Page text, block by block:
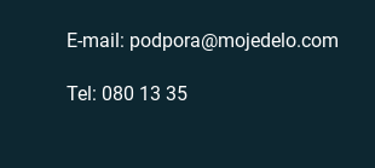
E-mail: podpora@mojedelo.com
Tel: 080 13 35